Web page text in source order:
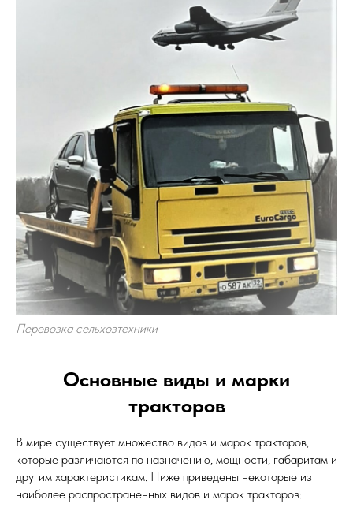
Перевозка сельхозтехники
Основные виды и марки
тракторов
В мире существует множество видов и марок тракторов,
которые различаются по назначению, мощности, габаритам и
другим характеристикам. Ниже приведены некоторые из
наиболее распространенных видов и марок тракторов: